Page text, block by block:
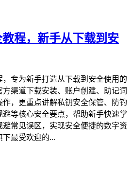
程，新手从下载到安
，专为新手打造从下载到安全使用的
渠道下载安装、账户创建、助记词
，更重点讲解私钥安全保管、防钓
等核心安全要点，帮助新手快速掌
避常见误区，实现安全便捷的数字资
最受欢迎的...